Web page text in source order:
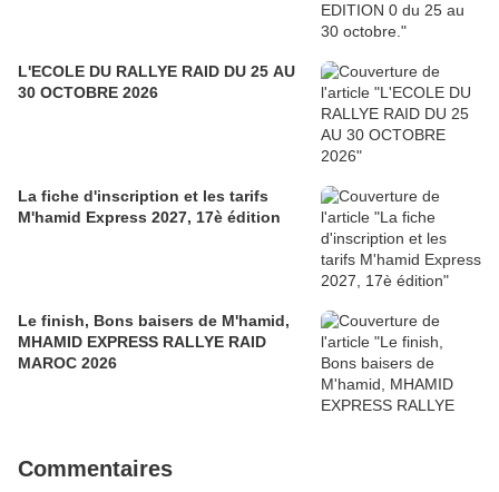
L'ECOLE DU RALLYE RAID DU 25 AU
30 OCTOBRE 2026
La fiche d'inscription et les tarifs
M'hamid Express 2027, 17è édition
Le finish, Bons baisers de M'hamid,
MHAMID EXPRESS RALLYE RAID
MAROC 2026
Commentaires